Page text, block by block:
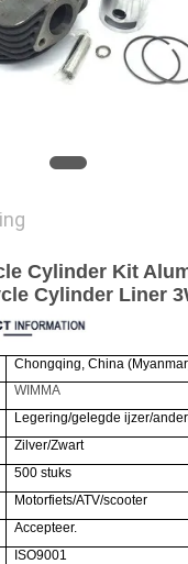
Cylinder Kit
Cylinder Liner
Chongqing, China
WIMMA
Legering/gelegde ijzer/
Zilver/Zwart
500 stuks
Motorfiets/ATV/scooter
Accepteer.
ISO9001